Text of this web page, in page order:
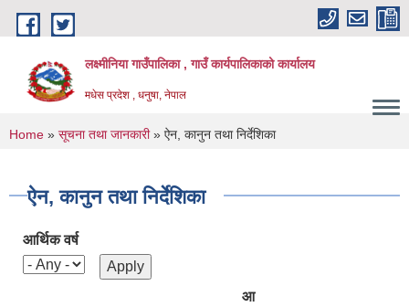
Skip to main content
लक्ष्मीनिया गाउँपालिका , गाउँ कार्यपालिकाको कार्यालय
मधेस प्रदेश , धनुषा, नेपाल
You are here
Home » सूचना तथा जानकारी» ऐन, कानुन तथा निर्देशिका
ऐन, कानुन तथा निर्देशिका
आर्थिक वर्ष
आ